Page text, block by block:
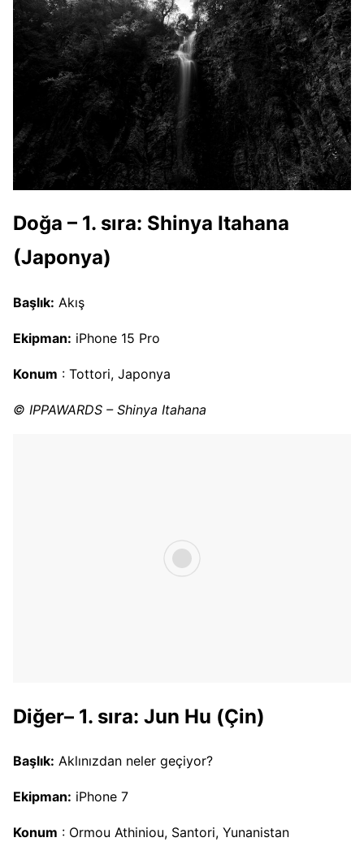
Doğa – 1. sıra: Shinya Itahana
(Japonya)
Başlık: Akış
Ekipman: iPhone 15 Pro
Konum : Tottori, Japonya
© IPPAWARDS – Shinya Itahana
Diğer– 1. sıra: Jun Hu (Çin)
Başlık: Aklınızdan neler geçiyor?
Ekipman: iPhone 7
Konum : Ormou Athiniou, Santori, Yunanistan